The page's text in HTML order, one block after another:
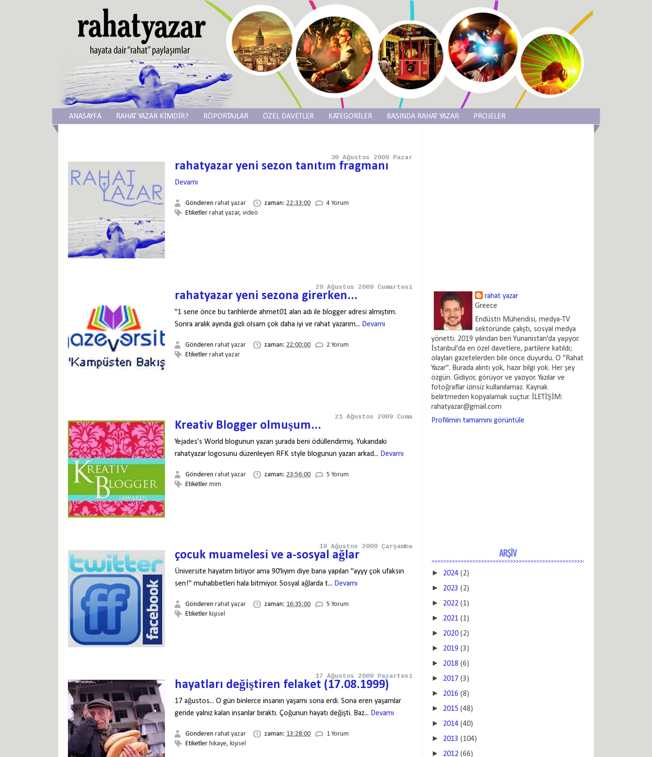
ANASAYFA RAHAT YAZAR KİMDİR? RÖPORTAJLAR ÖZEL DAVETLER KATEGORİLER BASINDA RAHAT YAZAR PROJELER
30 Ağustos 2009 Pazar
rahatyazar yeni sezon tanıtım fragmanı
Devamı
Gönderen rahat yazar zaman: 22:33:00
4 Yorum
Etiketler rahat yazar, video
29 Ağustos 2009 Cumartesi
rahatyazar yeni sezona girerken...
"1 sene önce bu tarihlerde ahmet01 alan adı ile blogger adresi almıştım.
Sonra aralık ayında gizli olsam çok daha iyi ve rahat yazarım... Devamı
Gönderen rahat yazar zaman: 22:00:00
2 Yorum
Etiketler rahat yazar
21 Ağustos 2009 Cuma
Kreativ Blogger olmuşum...
Yejades's World blogunun yazarı şurada beni ödüllendirmiş. Yukarıdaki
rahatyazar logosunu düzenleyen RFK style blogunun yazarı arkad... Devamı
Gönderen rahat yazar zaman: 23:56:00
5 Yorum
Etiketler mim
19 Ağustos 2009 Çarşamba
çocuk muamelesi ve a-sosyal ağlar
Üniversite hayatım bitiyor ama 90'lıyım diye bana yapılan "ayyy çok ufaksın
sen!" muhabbetleri hala bitmiyor. Sosyal ağlarda t... Devamı
Gönderen rahat yazar zaman: 16:35:00
5 Yorum
Etiketler kişisel
17 Ağustos 2009 Pazartesi
hayatları değiştiren felaket (17.08.1999)
17 ağustos... O gün binlerce insanın yaşamı sona erdi. Sona eren yaşamlar
geride yalnız kalan insanlar bıraktı. Çoğunun hayatı değişti. Baz... Devamı
Gönderen rahat yazar zaman: 13:28:00
1 Yorum
Etiketler hikaye, kişisel
rahat yazar
Greece
Endüstri Mühendisi, medya-TV
sektöründe çalıştı, sosyal medya
yönetti. 2019 yılından beri Yunanistan'da yaşıyor.
İstanbul'da en özel davetlere, partilere katıldı;
olayları gazetelerden bile önce duyurdu. O "Rahat
Yazar". Burada alıntı yok, hazır bilgi yok. Her şey
özgün. Gidiyor, görüyor ve yazıyor. Yazılar ve
fotoğraflar izinsiz kullanılamaz. Kaynak
belirtmeden kopyalamak suçtur. İLETİŞİM:
rahatyazar@gmail.com
Profilimin tamamını görüntüle
ARŞİV
► 2024 (2)
► 2023 (2)
► 2022 (1)
► 2021 (1)
► 2020 (2)
► 2019 (3)
► 2018 (6)
► 2017 (3)
► 2016 (8)
► 2015 (48)
► 2014 (40)
► 2013 (104)
► 2012 (66)